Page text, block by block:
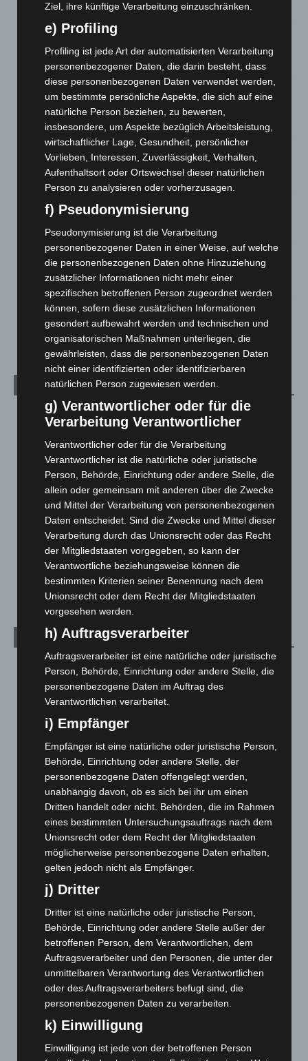
7. August 2026
Brand im „Haus der Begegnung“ in Neuwarmbüchen schnell
eingedämmt
6. August 2026
Region Hannover: 21 neue Notfallsanitäter starten beim
Roten Kreuz
5. August 2026
Mann läuft mit Hockeyschläger über A7 – Polizei sucht
Zeugen
Celle: Mensch stirbt bei Bagger-Unfall auf Baustelle
Gasleitung bei McDonald’s-Umbau in Langenhagen
beschädigt
5. August 2026
Anklage nach Abschaltung von „Archetyp Market“ erhoben
3. August 2026
Kategorien
Blaulicht
Hannover und Region
Langenhagen und Ortsteile
3.250
Leserbriefe
Menschen
Über uns
Veranstaltungen
Archiv
August 2026 (12)
Juli 2026(73)
Juni 2026(139)
Mai 2026(99)
April 2026(99)
(115)
Februar 2026(109)
Januar 2026 (122)
Dezember 2025(103)
November 2025(114)
Oktober 2025(112)
September 2025
August 2025(90)
Juli 2025
(90)
Juni 2025(103)
Mai 2025(112)
(88)
März 2025(111)
Ziel, ihre künftige Verarbeitung einzuschränken.
e) Profiling
Profiling ist jede Art der automatisierten Verarbeitung
personenbezogener Daten, die darin besteht, dass
diese personenbezogenen Daten verwendet werden,
um bestimmte persönliche Aspekte, die sich auf eine
natürliche Person beziehen, zu bewerten,
insbesondere, um Aspekte bezüglich Arbeitsleistung,
wirtschaftlicher Lage, Gesundheit, persönlicher
Vorlieben, Interessen, Zuverlässigkeit, Verhalten,
Aufenthaltsort oder Ortswechsel dieser natürlichen
Person zu analysieren oder vorherzusagen.
f) Pseudonymisierung
Pseudonymisierung ist die Verarbeitung
personenbezogener Daten in einer Weise, auf welche
die personenbezogenen Daten ohne Hinzuziehung
zusätzlicher Informationen nicht mehr einer
spezifischen betroffenen Person zugeordnet werden
können, sofern diese zusätzlichen Informationen
gesondert aufbewahrt werden und technischen und
organisatorischen Maßnahmen unterliegen, die
gewährleisten, dass die personenbezogenen Daten
nicht einer identifizierten oder identifizierbaren
natürlichen Person zugewiesen werden.
g) Verantwortlicher oder für die
Verarbeitung Verantwortlicher
Verantwortlicher oder für die Verarbeitung
Verantwortlicher ist die natürliche oder juristische
Person, Behörde, Einrichtung oder andere Stelle, die
allein oder gemeinsam mit anderen über die Zwecke
und Mittel der Verarbeitung von personenbezogenen
Daten entscheidet. Sind die Zwecke und Mittel dieser
Verarbeitung durch das Unionsrecht oder das Recht
der Mitgliedstaaten vorgegeben, so kann der
Verantwortliche beziehungsweise können die
bestimmten Kriterien seiner Benennung nach dem
Unionsrecht oder dem Recht der Mitgliedstaaten
vorgesehen werden.
h) Auftragsverarbeiter
Auftragsverarbeiter ist eine natürliche oder juristische
Person, Behörde, Einrichtung oder andere Stelle, die
personenbezogene Daten im Auftrag des
Verantwortlichen verarbeitet.
i) Empfänger
Empfänger ist eine natürliche oder juristische Person,
Behörde, Einrichtung oder andere Stelle, der
personenbezogene Daten offengelegt werden,
unabhängig davon, ob es sich bei ihr um einen
Dritten handelt oder nicht. Behörden, die im Rahmen
eines bestimmten Untersuchungsauftrags nach dem
Unionsrecht oder dem Recht der Mitgliedstaaten
möglicherweise personenbezogene Daten erhalten,
gelten jedoch nicht als Empfänger.
j) Dritter
Dritter ist eine natürliche oder juristische Person,
Behörde, Einrichtung oder andere Stelle außer der
betroffenen Person, dem Verantwortlichen, dem
Auftragsverarbeiter und den Personen, die unter der
unmittelbaren Verantwortung des Verantwortlichen
oder des Auftragsverarbeiters befugt sind, die
personenbezogenen Daten zu verarbeiten.
k) Einwilligung
Einwilligung ist jede von der betroffenen Person